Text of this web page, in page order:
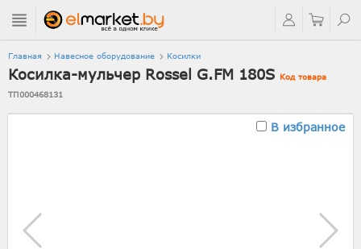
Главная Навесное оборудование Косилки
Косилка-мульчер Rossel G.FM 180S Код товара
ТП000468131
В избранное